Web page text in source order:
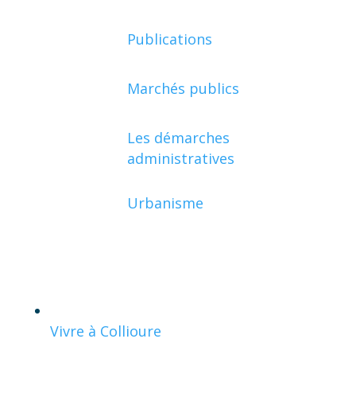
Publications
Marchés publics
Les démarches
administratives
Urbanisme
Vivre à Collioure